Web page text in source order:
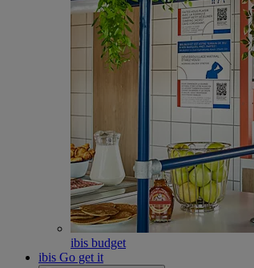
ibis budget
ibis Go get it